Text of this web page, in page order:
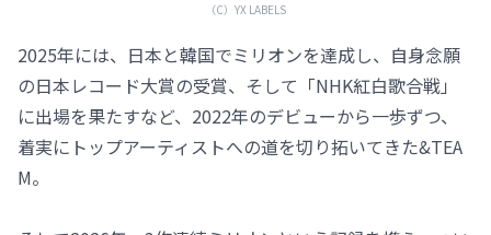
（C）YX LABELS
2025年には、日本と韓国でミリオンを達成し、自身念願
の日本レコード大賞の受賞、そして「NHK紅白歌合戦」
に出場を果たすなど、2022年のデビューから一歩ずつ、
着実にトップアーティストへの道を切り拓いてきた&TEA
M。